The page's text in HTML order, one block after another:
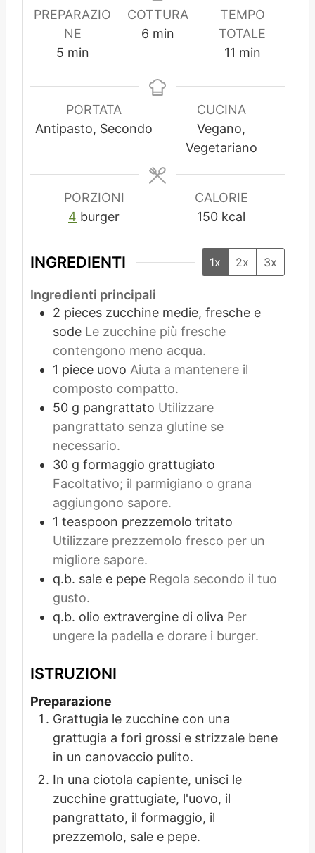
PREPARAZIO
NE
5m
n
u
t
min
COTTURA
6m
u
i
min
TEMPO
TOTALE
11 m
n
u
t
i
min
PORTATA
Antipasto, Secondo
CUCINA
Vegano,
Vegetariano
PORZIONI
4 burger
CALORIE
150 kcal
INGREDIENTI 1x 2x 3x
Ingredienti principali
2 pieces zucchine medie, fresche e
sode Le zucchine più fresche
contengono meno acqua.
1 piece uovo Aiuta a mantenere il
composto compatto.
50 g pangrattato Utilizzare
pangrattato senza glutine se
necessario.
30 g formaggio grattugiato
Facoltativo; il parmigiano o grana
aggiungono sapore.
1 teaspoon prezzemolo tritato
Utilizzare prezzemolo fresco per un
migliore sapore.
q.b. sale e pepe Regola secondo il tuo
gusto.
q.b. olio extravergine di oliva Per
ungere la padella e dorare i burger.
ISTRUZIONI
Preparazione
Grattugia le zucchine con una
grattugia a fori grossi e strizzale bene
in un canovaccio pulito.
In una ciotola capiente, unisci le
zucchine grattugiate, l'uovo, il
pangrattato, il formaggio, il
prezzemolo, sale e pepe.